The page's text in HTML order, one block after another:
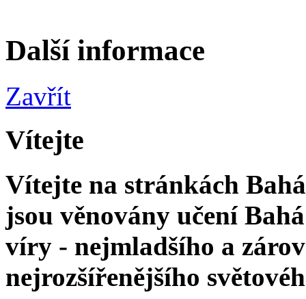
Další informace
Zavřít
Vítejte
Vítejte na stránkách
jsou věnovány učení
víry - nejmladšího a
nejrozšířenějšího